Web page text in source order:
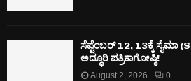
ಸೆಪ್ಟೆಂಬರ್ 12, 13ಕ್ಕೆ ಸೈಮಾ
ಅದ್ಧೂರಿ ಪತ್ರಿಕಾಗೋಷ್ಠಿ!
August 2, 2026 0